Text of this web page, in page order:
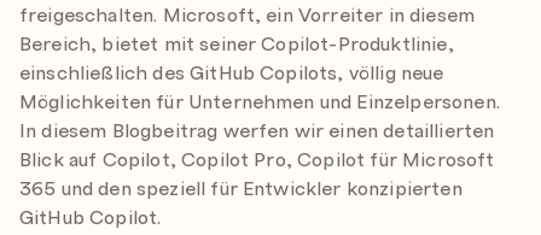
freigeschalten. Microsoft, ein Vorreiter in diesem
Bereich, bietet mit seiner Copilot-Produktlinie,
einschließlich des GitHub Copilots, völlig neue
Möglichkeiten für Unternehmen und Einzelpersonen.
In diesem Blogbeitrag werfen wir einen detaillierten
Blick auf Copilot, Copilot Pro, Copilot für Microsoft
365 und den speziell für Entwickler konzipierten
GitHub Copilot.